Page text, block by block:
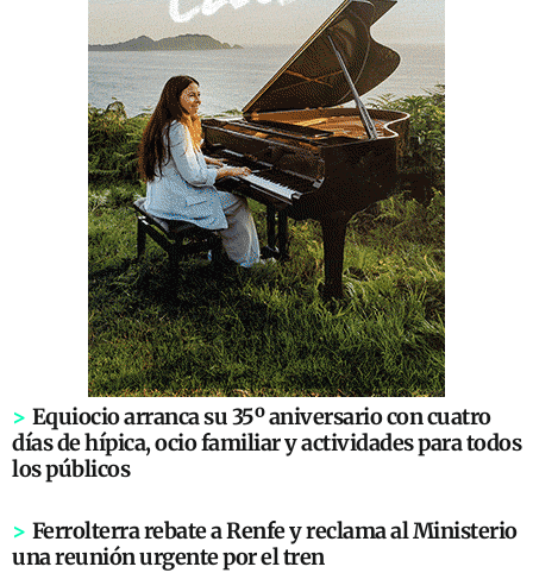
> Equiocio arranca su 35º aniversario con cuatro
días de hípica, ocio familiar y actividades para todos
los públicos
> Ferrolterra rebate a Renfe y reclama al Ministerio
una reunión urgente por el tren